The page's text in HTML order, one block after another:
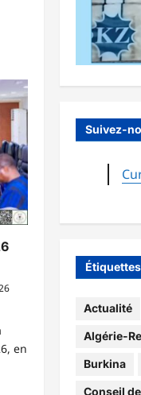
en
Suivez-
Étiquettes
Actualité
Algérie-
Burkina
Conseil